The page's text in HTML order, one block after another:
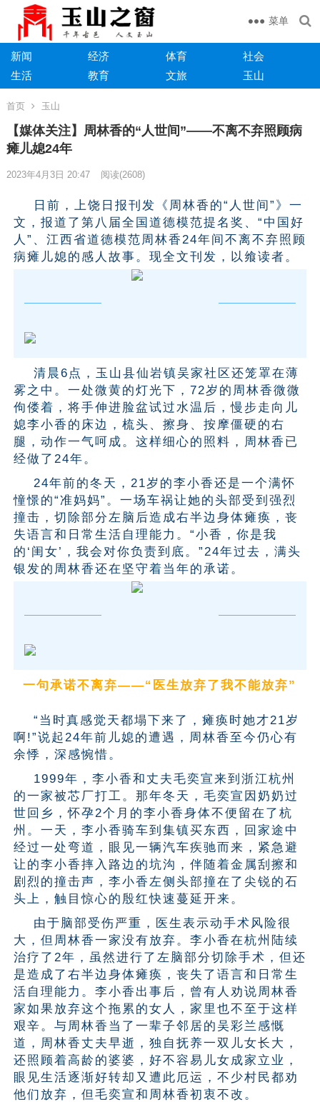
菜单
新闻 经济 体育
社会
生活
教育 文旅 玉山
首页 玉山
【媒体关注】周林香的“人世间”——不离不弃照顾病
瘫儿媳24年
2023年4月3日 20:47 阅读(2608)
日前，上饶日报刊发《周林香的“人世间”》一
文，报道了第八届全国道德模范提名奖、“中国好
人”、江西省道德模范周林香24年间不离不弃照顾
病瘫儿媳的感人故事。现全文刊发，以飨读者。
清晨6点，玉山县仙岩镇吴家社区还笼罩在薄
雾之中。一处微黄的灯光下，72岁的周林香微微
佝偻着，将手伸进脸盆试过水温后，慢步走向儿
媳李小香的床边，梳头、擦身、按摩僵硬的右
腿，动作一气呵成。这样细心的照料，周林香已
经做了24年。
24年前的冬天，21岁的李小香还是一个满怀
憧憬的“准妈妈”。一场车祸让她的头部受到强烈
撞击，切除部分左脑后造成右半边身体瘫痪，丧
失语言和日常生活自理能力。“小香，你是我
的‘闺女’，我会对你负责到底。”24年过去，满头
银发的周林香还在坚守着当年的承诺。
一句承诺不离弃——“医生放弃了我不能放弃”
“当时真感觉天都塌下来了，瘫痪时她才21岁
啊!”说起24年前儿媳的遭遇，周林香至今仍心有
余悸，深感惋惜。
1999年，李小香和丈夫毛奕宣来到浙江杭州
的一家被芯厂打工。那年冬天，毛奕宣因奶奶过
世回乡，怀孕2个月的李小香身体不便留在了杭
州。一天，李小香骑车到集镇买东西，回家途中
经过一处弯道，眼见一辆汽车疾驰而来，紧急避
让的李小香摔入路边的坑沟，伴随着金属刮擦和
剧烈的撞击声，李小香左侧头部撞在了尖锐的石
头上，触目惊心的殷红快速蔓延开来。
由于脑部受伤严重，医生表示动手术风险很
大，但周林香一家没有放弃。李小香在杭州陆续
治疗了2年，虽然进行了左脑部分切除手术，但还
是造成了右半边身体瘫痪，丧失了语言和日常生
活自理能力。李小香出事后，曾有人劝说周林香
家如果放弃这个拖累的女人，家里也不至于这样
艰辛。与周林香当了一辈子邻居的吴彩兰感慨
道，周林香丈夫早逝，独自抚养一双儿女长大，
还照顾着高龄的婆婆，好不容易儿女成家立业，
眼见生活逐渐好转却又遭此厄运，不少村民都劝
他们放弃，但毛奕宣和周林香初衷不改。